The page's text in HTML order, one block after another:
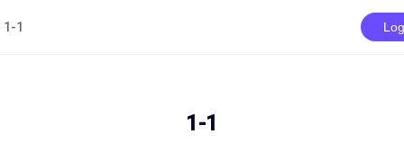
1-1
1-1